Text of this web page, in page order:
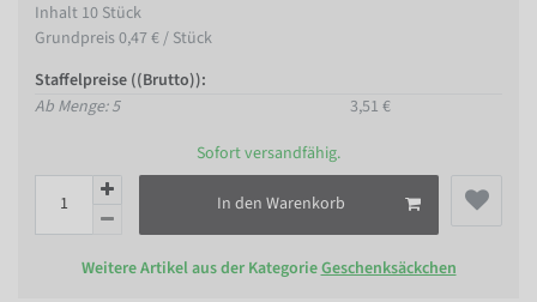
Inhalt 10 Stück
Grundpreis0,47 € / Stück
Staffelpreise ((Brutto)):
Ab Menge: 5
3,51 €
Sofort versandfähig.
In den Warenkorb
Weitere Artikel aus der KategorieGeschenksäckchen